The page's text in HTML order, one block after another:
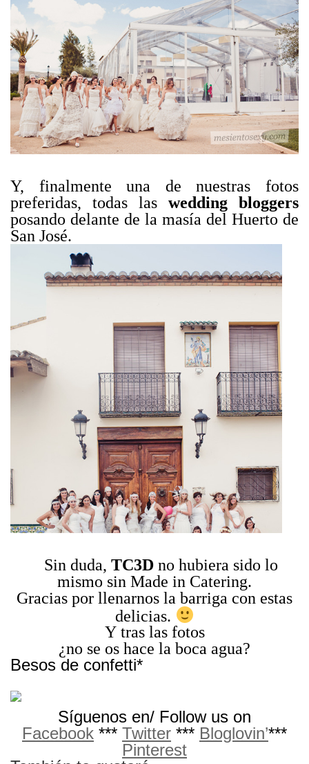
Y, finalmente una de nuestras fotos
preferidas, todas las wedding bloggers
posando delante de la masía del Huerto de
San José.
Sin duda, TC3D no hubiera sido lo
mismo sin Made in Catering.
Gracias por llenarnos la barriga con estas
delicias.
Y tras las fotos
¿no se os hace la boca agua?
Besos de confetti*
Síguenos en/ Follow us on
Facebook *** Twitter *** Bloglovin’***
Pinterest